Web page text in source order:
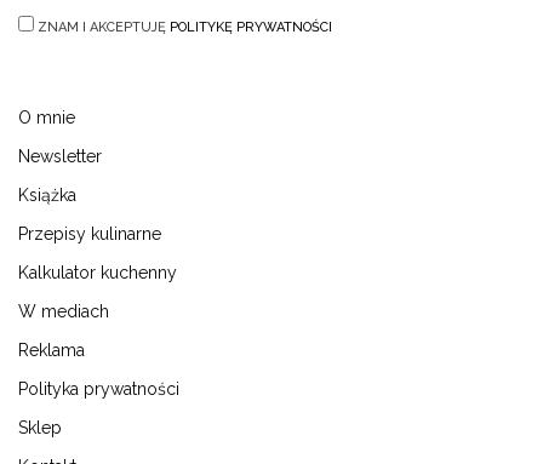
ZNAM I AKCEPTUJĘ POLITYKĘ PRYWATNOŚCI
O mnie
Newsletter
Książka
Przepisy kulinarne
Kalkulator kuchenny
W mediach
Reklama
Polityka prywatności
Sklep